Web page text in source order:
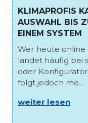
KLIMAPROFIS
AUSWAHL BIS
EINEM SYSTEM
Wer heute online
landet häufig bei
oder
folgt jedoch me...
weiter lesen